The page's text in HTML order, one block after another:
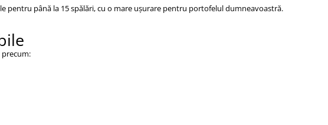
pentru până la 15 spălări, cu o mare ușurare pentru portofelul dumneavoastră.
precum: